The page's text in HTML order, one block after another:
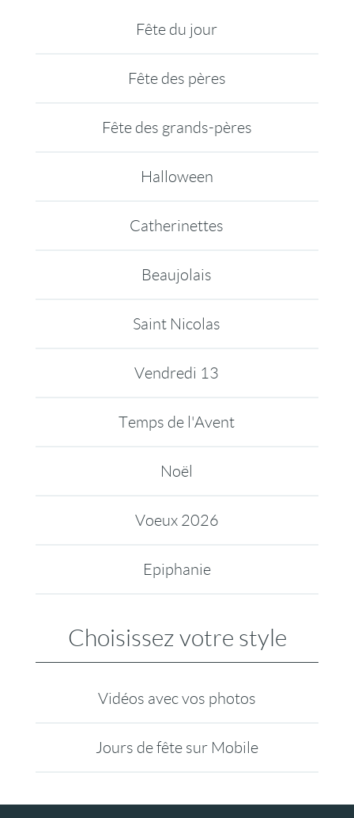
Fête du jour
Fête des pères
Fête des grands-pères
Halloween
Catherinettes
Beaujolais
Saint Nicolas
Vendredi 13
Temps de l'Avent
Noël
Voeux 2026
Epiphanie
Choisissez votre style
Vidéos avec vos photos
Jours de fête sur Mobile